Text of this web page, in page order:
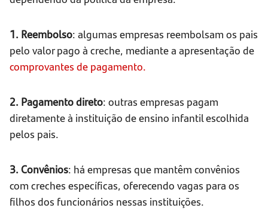
1. Reembolso: algumas empresas reembolsam os pais
pelo valor pago à creche, mediante a apresentação de
comprovantes de pagamento.
2. Pagamento direto: outras empresas pagam
diretamente à instituição de ensino infantil escolhida
pelos pais.
3. Convênios: há empresas que mantêm convênios
com creches específicas, oferecendo vagas para os
filhos dos funcionários nessas instituições.